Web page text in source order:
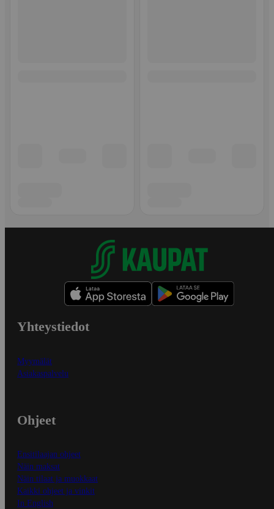
Yhteystiedot
Myymälät
Asiakaspalvelu
Ohjeet
Ensitilaajan ohjeet
Näin maksat
Näin tilaat ja muokkaat
Kaikki ohjeet ja vinkit
In English